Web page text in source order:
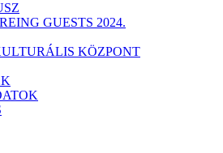
GUESTS 2024.
KÖZPONT